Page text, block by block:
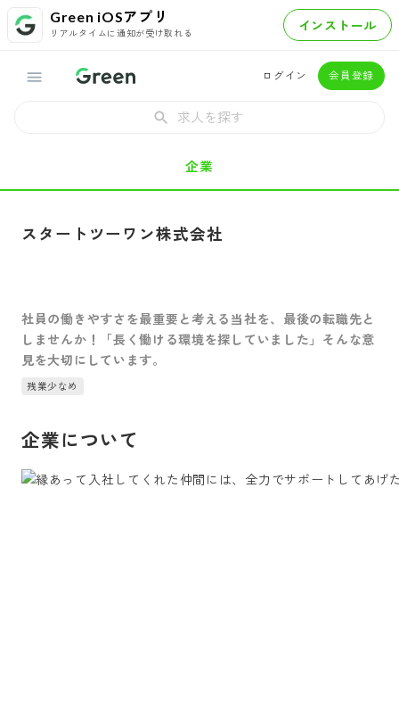
Green iOSアプリ
リアルタイムに通知が受け取れる インストール
ログイン 会員登録
求人を探す
企業
スタートツーワン株式会社
社員の働きやすさを最重要と考える当社を、最後の転職先と
しませんか！「長く働ける環境を探していました」そんな意
見を大切にしています。
残業少なめ
企業について